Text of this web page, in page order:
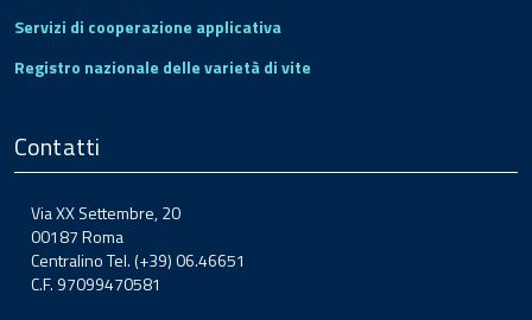
Servizi di cooperazione applicativa
Registro nazionale delle varietà di vite
Contatti
Via XX Settembre, 20
00187 Roma
Centralino Tel. (+39) 06.46651
C.F. 97099470581